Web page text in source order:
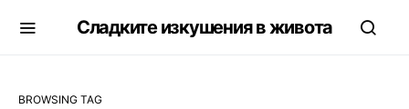
Сладките изкушения в живота
BROWSING TAG